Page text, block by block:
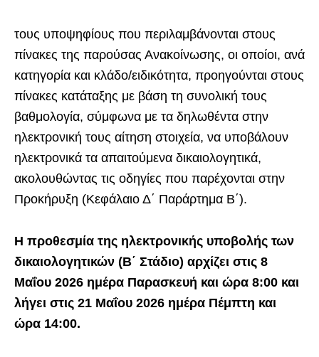
τους υποψηφίους που περιλαμβάνονται στους
πίνακες της παρούσας Ανακοίνωσης, οι οποίοι, ανά
κατηγορία και κλάδο/ειδικότητα, προηγούνται στους
πίνακες κατάταξης με βάση τη συνολική τους
βαθμολογία, σύμφωνα με τα δηλωθέντα στην
ηλεκτρονική τους αίτηση στοιχεία, να υποβάλουν
ηλεκτρονικά τα απαιτούμενα δικαιολογητικά,
ακολουθώντας τις οδηγίες που παρέχονται στην
Προκήρυξη (Κεφάλαιο Δ΄ Παράρτημα Β΄).
Η προθεσμία της ηλεκτρονικής υποβολής των
δικαιολογητικών (Β΄ Στάδιο) αρχίζει στις 8
Μαΐου 2026 ημέρα Παρασκευή και ώρα 8:00 και
λήγει στις 21 Μαΐου 2026 ημέρα Πέμπτη και
ώρα 14:00.